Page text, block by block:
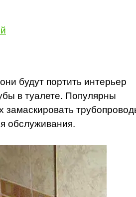
будут портить интерьер
в туалете. Популярны
замаскировать
обслуживания.